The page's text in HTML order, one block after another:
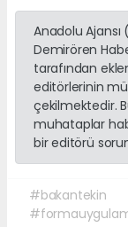
Anadolu Ajansı
Demirören
tarafından
editörlerinin
çekilmektedir.
muhataplar
bir editörü
#bakantekin